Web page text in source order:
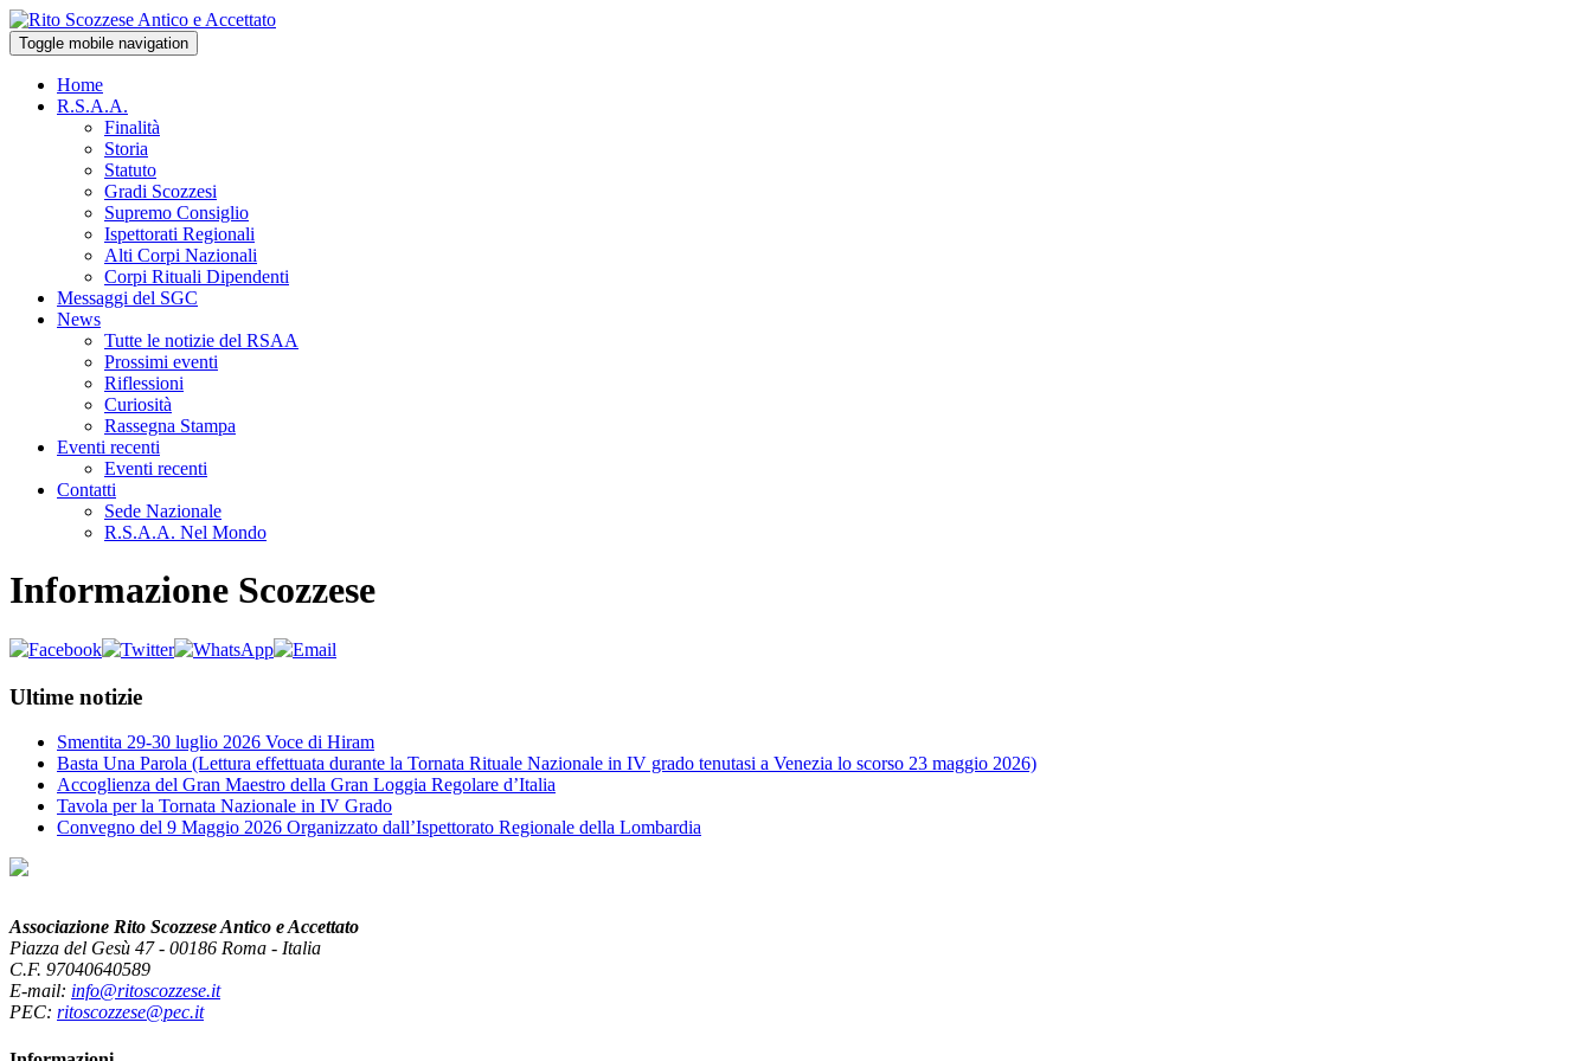
Toggle mobile navigation
Home
R.S.A.A.
Finalità
Storia
Statuto
Gradi Scozzesi
Supremo Consiglio
Ispettorati Regionali
Alti Corpi Nazionali
Corpi Rituali Dipendenti
Messaggi del SGC
News
Tutte le notizie del RSAA
Prossimi eventi
Riflessioni
Curiosità
Rassegna Stampa
Eventi recenti
Eventi recenti
Contatti
Sede Nazionale
R.S.A.A. Nel Mondo
Informazione Scozzese
Ultime notizie
Smentita 29-30 luglio 2026 Voce di Hiram
Basta Una Parola (Lettura effettuata durante la Tornata Rituale Nazionale in IV grado tenutasi a Venezia lo scorso 23 maggio 2026)
Accoglienza del Gran Maestro della Gran Loggia Regolare d’Italia
Tavola per la Tornata Nazionale in IV Grado
Convegno del 9 Maggio 2026 Organizzato dall’Ispettorato Regionale della Lombardia
Associazione Rito Scozzese Antico e Accettato
Piazza del Gesù 47 - 00186 Roma - Italia
C.F. 97040640589
E-mail: info@ritoscozzese.it
PEC: ritoscozzese@pec.it